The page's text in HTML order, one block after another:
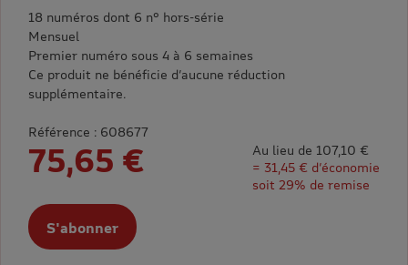
18 numéros dont 6 n° hors-série
Mensuel
Premier numéro sous 4 à 6 semaines
Ce produit ne bénéficie d’aucune réduction
supplémentaire.
Référence : 608677
75,65 €
Au lieu de 107,10 €
= 31,45 € d’économie
soit 29% de remise
S'abonner